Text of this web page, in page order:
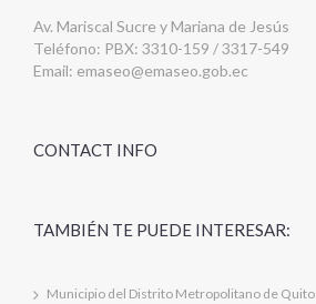
Av. Mariscal Sucre y Mariana de Jesús
Teléfono: PBX: 3310-159 / 3317-549
Email: emaseo@emaseo.gob.ec
CONTACT INFO
TAMBIÉN TE PUEDE INTERESAR:
Municipio del Distrito Metropolitano de Quito